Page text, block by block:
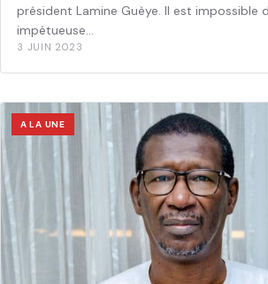
président Lamine Guèye. Il est impossible
impétueuse…
3 JUIN 2023
A LA UNE